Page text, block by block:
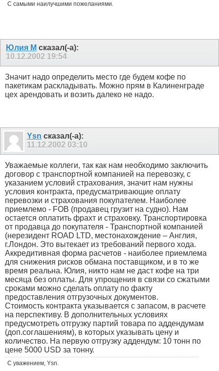
С самыми наилучшими пожеланиями.
Юлия М сказал(-а):
10.12.2002 19:54
Значит надо определить место где будем кофе по
пакетикам раскладывать. Можно прям в Калиненграде
цех арендовать и возить далеко не надо.
Ysn сказал(-а):
11.12.2002 03:10
Уважаемые коллеги, так как нам необходимо заключить
договор с транспортной компанией на перевозку, с
указанием условий страхования, значит нам нужны
условия контракта, предусматривающие оплату
перевозки и страхования покупателем. Наиболее
приемлемо - FOB (продавец грузит на судно). Нам
остается оплатить фрахт и страховку. Транспортировка
от продавца до покупателя - Транспортной компанией
(нерезидент ROAD LTD, местонахождение – Англия,
г.Лондон. Это вытекает из требований первого хода.
Аккредитивная форма расчетов - наиболее приемлема
для снижения рисков обмана поставщиком, и в то же
время реальна. Юлия, никто нам не даст кофе на три
месяца без оплаты. Для упрощения в связи со сжатыми
сроками можно сделать оплату по факту
предоставления отгрузочных документов.
Стоимость контракта указывается с запасом, в расчете
на перспективу. В дополнительных условиях
предусмотреть отгрузку партий товара по аддендумам
(доп.соглашениям), в которых указывать цену и
количество. На первую отгрузку аддендум: 10 тонн по
цене 5000 USD за тонну.
С уважением, Ysn.